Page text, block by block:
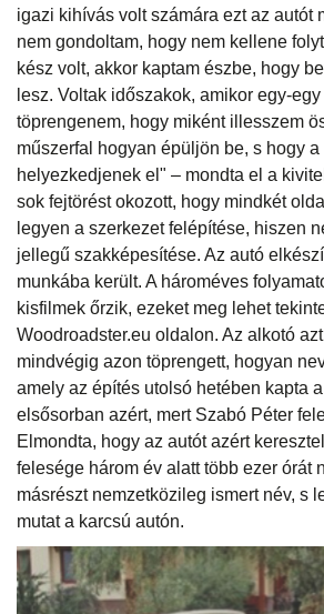
igazi kihívás volt számára ezt az autót
nem gondoltam, hogy nem kellene
kész volt, akkor kaptam észbe, hogy
lesz. Voltak időszakok, amikor egy-
töprengenem, hogy miként illesszem
műszerfal hogyan épüljön be, s hogy
helyezkedjenek el" – mondta el a
sok fejtörést okozott, hogy mindkét
legyen a szerkezet felépítése, hiszen
jellegű szakképesítése. Az autó
munkába került. A hároméves
kisfilmek őrzik, ezeket meg lehet
Woodroadster.eu oldalon. Az alkotó
mindvégig azon töprengett, hogyan
amely az építés utolsó hetében kapta
elsősorban azért, mert Szabó Péter
Elmondta, hogy az autót azért
felesége három év alatt több ezer órát
másrészt nemzetközileg ismert név, s
mutat a karcsú autón.